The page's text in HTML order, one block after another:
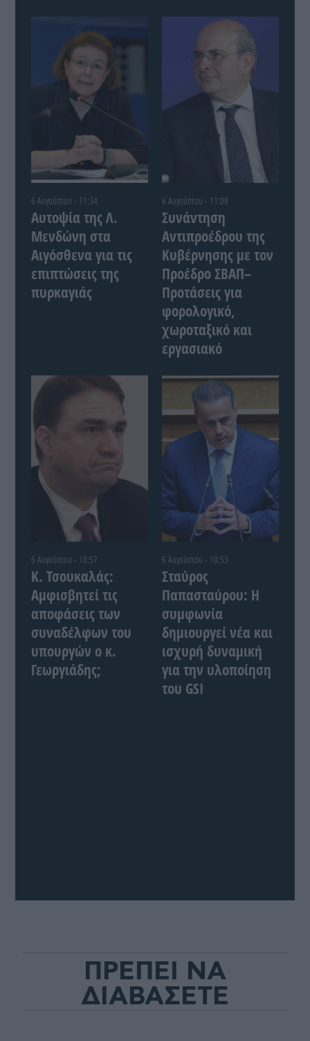
6 Αυγούστου - 11:34
Αυτοψία της Λ.
Μενδώνη στα
Αιγόσθενα για τις
επιπτώσεις της
πυρκαγιάς
6 Αυγούστου - 11:08
Συνάντηση
Αντιπροέδρου της
Κυβέρνησης με τον
Προέδρο ΣΒΑΠ–
Προτάσεις για
φορολογικό,
χωροταξικό και
εργασιακό
6 Αυγούστου - 10:57
Κ. Τσουκαλάς:
Αμφισβητεί τις
αποφάσεις των
συναδέλφων του
υπουργών ο κ.
Γεωργιάδης;
6 Αυγούστου - 10:53
Σταύρος
Παπασταύρου: Η
συμφωνία
δημιουργεί νέα και
ισχυρή δυναμική
για την υλοποίηση
του GSI
ΠΡΕΠΕΙ ΝΑ
ΔΙΑΒΑΣΕΤΕ